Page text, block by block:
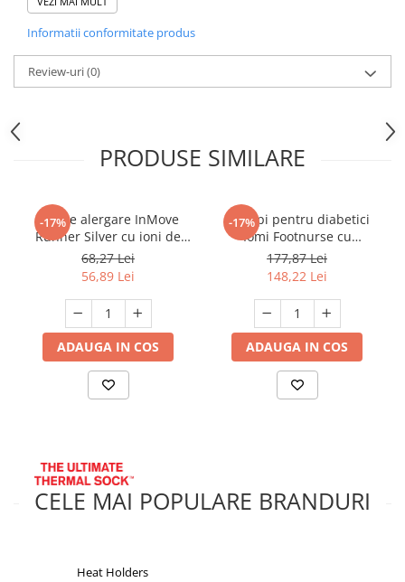
Informatii conformitate produs
Review-uri(0)
PRODUSE SIMILARE
-17%
Sosete alergare InMove
Runner Silver cu ioni de
argint, verde-negru, 38-40
68,27 Lei
56,89 Lei
ADAUGA IN COS
-17%
Ciorapi pentru diabetici
Iomi Footnurse cu
amortizare, albi, marime
43-45, 3 perechi/set
177,87 Lei
148,22 Lei
ADAUGA IN COS
CELE MAI POPULARE BRANDURI
Heat Holders